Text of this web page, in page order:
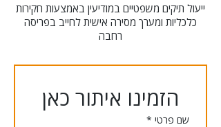
ייעול תיקים משפטיים במודיעין באמצעות חקירות
כלכליות ומערך מסירה אישית לחייב בפריסה
רחבה
הזמינו איתור כאן
שם פרטי *